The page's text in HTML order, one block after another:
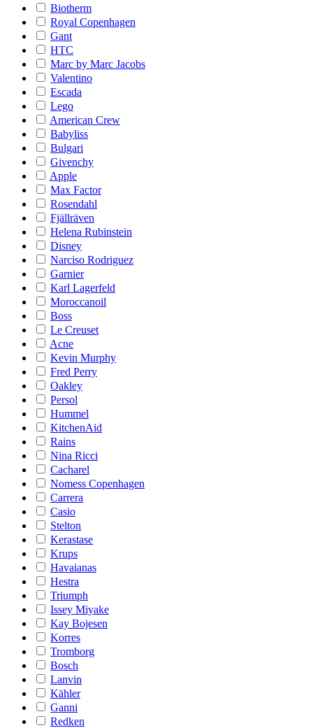
Biotherm
Royal Copenhagen
Gant
HTC
Marc by Marc Jacobs
Valentino
Escada
Lego
American Crew
Babyliss
Bulgari
Givenchy
Apple
Max Factor
Rosendahl
Fjällräven
Helena Rubinstein
Disney
Narciso Rodriguez
Garnier
Karl Lagerfeld
Moroccanoil
Boss
Le Creuset
Acne
Kevin Murphy
Fred Perry
Oakley
Persol
Hummel
KitchenAid
Rains
Nina Ricci
Cacharel
Nomess Copenhagen
Carrera
Casio
Stelton
Kerastase
Krups
Havaianas
Hestra
Triumph
Issey Miyake
Kay Bojesen
Korres
Tromborg
Bosch
Lanvin
Kähler
Ganni
Redken